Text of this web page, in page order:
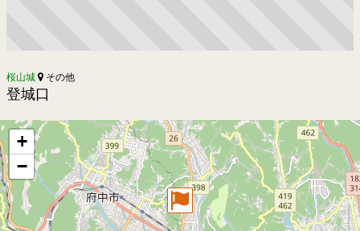
桜山城 その他
登城口
+
−